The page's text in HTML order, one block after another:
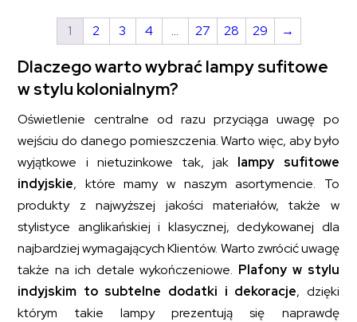
1 2 3 4 … 27 28 29 →
Dlaczego warto wybrać lampy sufitowe
w stylu kolonialnym?
Oświetlenie centralne od razu przyciąga uwagę po
wejściu do danego pomieszczenia. Warto więc, aby było
wyjątkowe i nietuzinkowe tak, jak lampy sufitowe
indyjskie, które mamy w naszym asortymencie. To
produkty z najwyższej jakości materiałów, także w
stylistyce anglikańskiej i klasycznej, dedykowanej dla
najbardziej wymagających Klientów. Warto zwrócić uwagę
także na ich detale wykończeniowe. Plafony w stylu
indyjskim to subtelne dodatki i dekoracje, dzięki
którym takie lampy prezentują się naprawdę